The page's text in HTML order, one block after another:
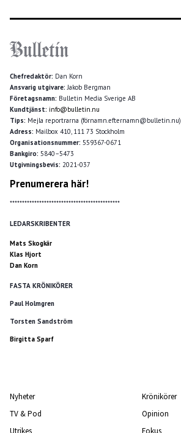
Chefredaktör: Dan Korn
Ansvarig utgivare: Jakob Bergman
Företagsnamn: Bulletin Media Sverige AB
Kundtjänst: info@bulletin.nu
Tips: Mejla reportrarna (förnamn.efternamn@bulletin.nu)
Adress: Mailbox 410, 111 73 Stockholm
Organisationsnummer: 559367-0671
Bankgiro: 5840–5473
Utgivningsbevis: 2021-037
Prenumerera här!
*********************************************
LEDARSKRIBENTER
Mats Skogkär
Klas Hjort
Dan Korn
FASTA KRÖNIKÖRER
Paul Holmgren
Torsten Sandström
Birgitta Sparf
Nyheter
TV & Pod
Utrikes
Krönikörer
Opinion
Fokus